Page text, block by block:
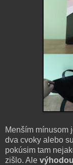
Menším mínusom
dva cvoky alebo
pokúsim tam
zišlo. Ale